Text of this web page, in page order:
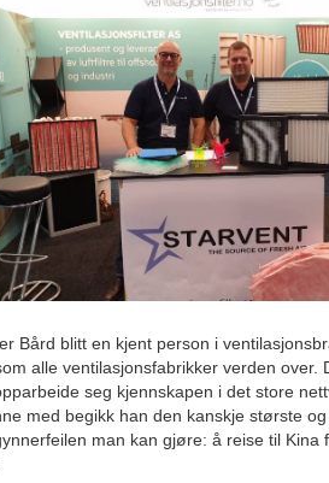
Bård blitt en kjent person i
alle ventilasjonsfabrikker verden over.
seg kjennskapen i det store
med begikk han den kanskje største
man kan gjøre: å reise til Kina